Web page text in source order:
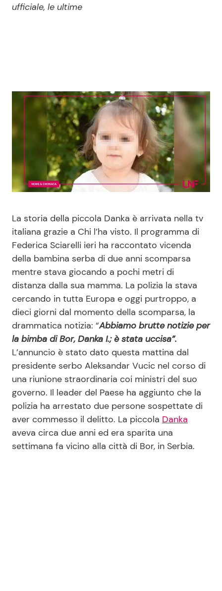
News Spettacolo
Benessere
Mondo Mamma
News benessere
Salute
Viaggi e Turismo
Festività
Cucina e Ricette
Consigli di Cucina
Le Ricette in TV
Primi Piatti
Ricette Facili e Veloci
Ricette Feste
Ricette per Bambini
Seguici
Info
ufficiale, le ultime
La storia della piccola Danka è arrivata nella tv
italiana grazie a Chi l’ha visto. Il programma di
Federica Sciarelli ieri ha raccontato vicenda
della bambina serba di due anni scomparsa
mentre stava giocando a pochi metri di
distanza dalla sua mamma. La polizia la stava
cercando in tutta Europa e oggi purtroppo, a
dieci giorni dal momento della scomparsa, la
drammatica notizia: “Abbiamo brutte notizie per
la bimba di Bor, Danka I.; è stata uccisa”.
L’annuncio è stato dato questa mattina dal
presidente serbo Aleksandar Vucic nel corso di
una riunione straordinaria coi ministri del suo
governo. Il leader del Paese ha aggiunto che la
polizia ha arrestato due persone sospettate di
aver commesso il delitto. La piccola Danka
aveva circa due anni ed era sparita una
settimana fa vicino alla città di Bor, in Serbia.